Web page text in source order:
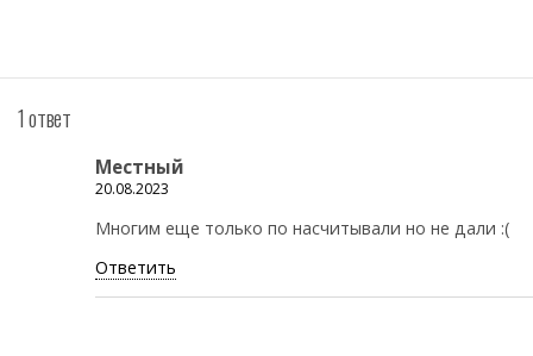
1 ответ
Местный
20.08.2023
Многим еще только по насчитывали но не дали :(
Ответить